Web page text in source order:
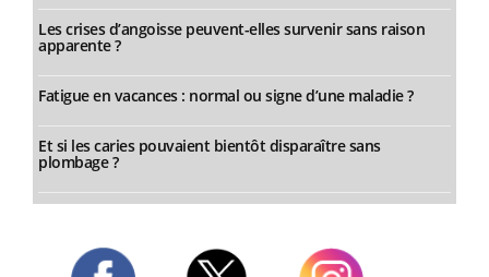
Les crises d’angoisse peuvent-elles survenir sans raison
apparente ?
Fatigue en vacances : normal ou signe d’une maladie ?
Et si les caries pouvaient bientôt disparaître sans
plombage ?